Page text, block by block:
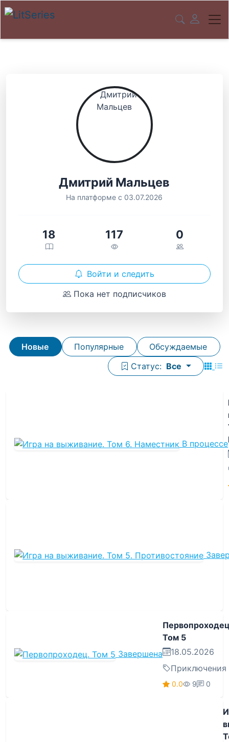
Дмитрий Мальцев
На платформе с 03.07.2026
18 117 0
Войти и следить
Пока нет подписчиков
Новые Популярные
Обсуждаемые
Статус: Все
В процессе
Завершена
Том 5
18.05.2026
Приключения
0.0 9 0